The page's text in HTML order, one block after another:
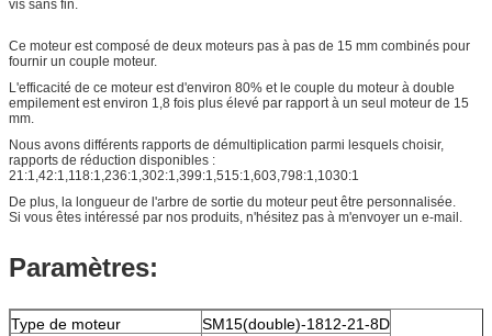
vis sans fin.
Ce moteur est composé de deux moteurs pas à pas de 15 mm combinés pour
fournir un couple moteur.
L'efficacité de ce moteur est d'environ 80% et le couple du moteur à double
empilement est environ 1,8 fois plus élevé par rapport à un seul moteur de 15
mm.
Nous avons différents rapports de démultiplication parmi lesquels choisir,
rapports de réduction disponibles :
21:1,42:1,118:1,236:1,302:1,399:1,515:1,603,798:1,1030:1
De plus, la longueur de l'arbre de sortie du moteur peut être personnalisée.
Si vous êtes intéressé par nos produits, n'hésitez pas à m'envoyer un e-mail.
Paramètres:
Type de moteur
SM15(double)-1812-21-8D